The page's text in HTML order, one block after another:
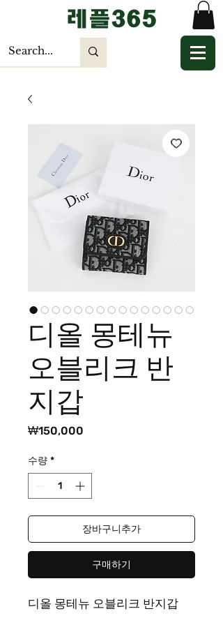
​레플365
디올 몽테뉴
오블리크 반
지갑
₩150,000
수량 *
장바구니추가
구매하기
디올 몽테뉴 오블리크 반지갑